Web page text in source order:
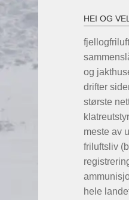
HEI OG
og
drifter
største
meste av
friluftsliv
hele